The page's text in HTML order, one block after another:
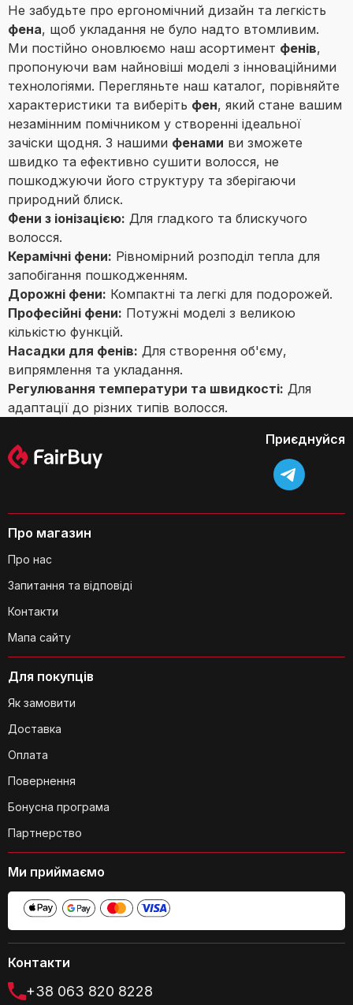
Не забудьте про ергономічний дизайн та легкість
фена, щоб укладання не було надто втомливим.
Ми постійно оновлюємо наш асортимент фенів,
пропонуючи вам найновіші моделі з інноваційними
технологіями. Перегляньте наш каталог, порівняйте
характеристики та виберіть фен, який стане вашим
незамінним помічником у створенні ідеальної
зачіски щодня. З нашими фенами ви зможете
швидко та ефективно сушити волосся, не
пошкоджуючи його структуру та зберігаючи
природний блиск.
Фени з іонізацією: Для гладкого та блискучого
волосся.
Керамічні фени: Рівномірний розподіл тепла для
запобігання пошкодженням.
Дорожні фени: Компактні та легкі для подорожей.
Професійні фени: Потужні моделі з великою
кількістю функцій.
Насадки для фенів: Для створення об'єму,
випрямлення та укладання.
Регулювання температури та швидкості: Для
адаптації до різних типів волосся.
Контакти
+38 063 820 8228
Для покупців
Як замовити
Доставка
Оплата
Повернення
Бонусна програма
Партнерство
Про магазин
Про нас
Запитання та відповіді
Контакти
Мапа сайту
Приєднуйся
Ми приймаємо